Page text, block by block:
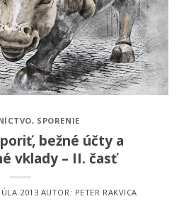
, SPORENIE
bežné účty a
vklady – II. časť
2013 AUTOR: PETER RAKVICA